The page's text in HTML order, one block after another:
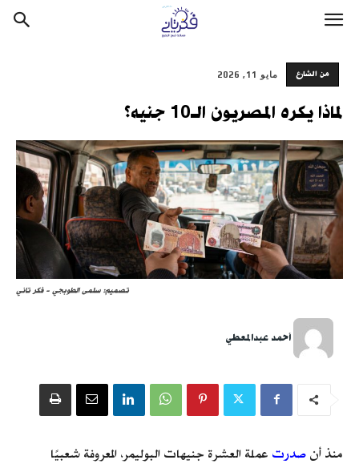
من الشارع مايو 11, 2026
لماذا يكره المصريون الـ10 جنيه؟
تصميم: سلمى الطوبجي - فكر تاني
أحمد عبدالمعطي
منذ أن صدرت عملة العشرة جنيهات البوليمر، المعروفة شعبيًا